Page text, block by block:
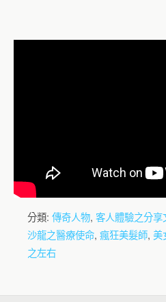
分類: 傳奇人物, 客人體驗之分享
沙龍之醫療使命, 瘋狂美髮師, 美
之左右